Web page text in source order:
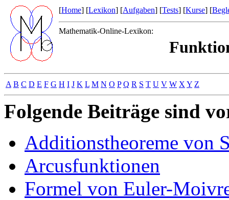
[Home] [Lexikon] [Aufgaben] [Tests] [Kurse] [
Mathematik-Online-Lexikon:
A B C D E F G H I J K L M N O P Q R S T U V W X Y Z
Folgende Beiträge sind
Additionstheoreme von
Arcusfunktionen
Formel von Euler-